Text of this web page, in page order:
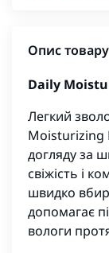
Опис товару
Daily
Легкий
Moisturizing
догляду за
свіжість і
швидко
допомагає
вологи